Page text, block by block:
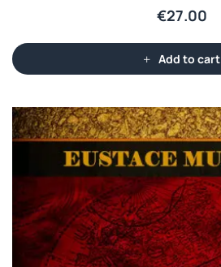
€27.00
Add to cart